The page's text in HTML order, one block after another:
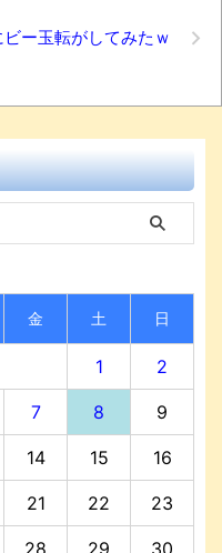
ー玉転がしてみたｗ
金 土 日
1 2
7 8 9
14 15 16
21 22 23
28 29 30